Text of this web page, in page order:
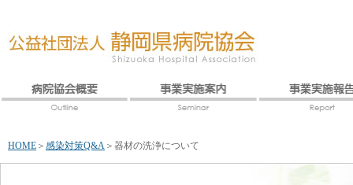
HOME ＞ 感染対策Q&A ＞ 器材の洗浄について